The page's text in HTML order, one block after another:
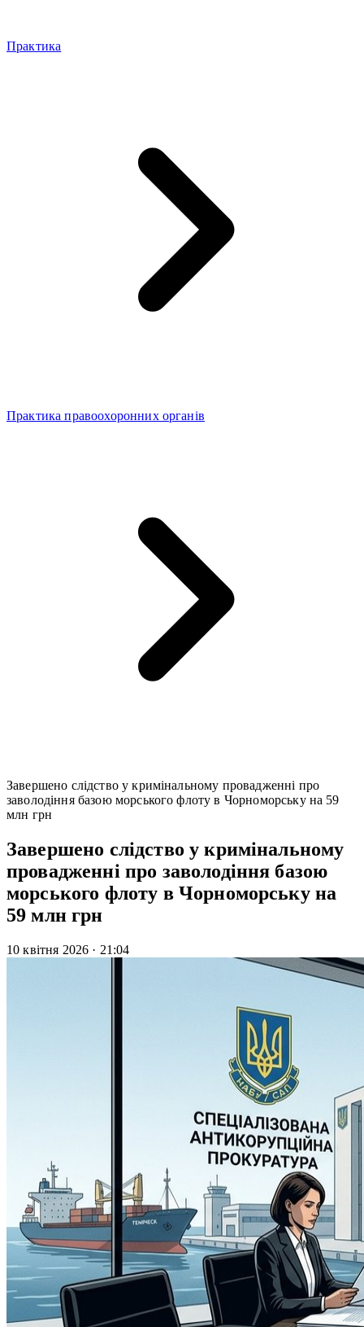
Практика
Практика правоохоронних органів
Завершено слідство у кримінальному провадженні про
заволодіння базою морського флоту в Чорноморську на 59
млн грн
Завершено слідство у кримінальному
провадженні про заволодіння базою
морського флоту в Чорноморську на
59 млн грн
10 квітня 2026 · 21:04